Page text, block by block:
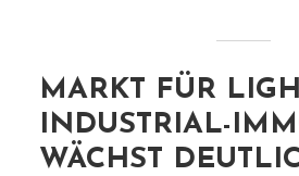
MARKT FÜR
INDUSTRIAL-
WÄCHST